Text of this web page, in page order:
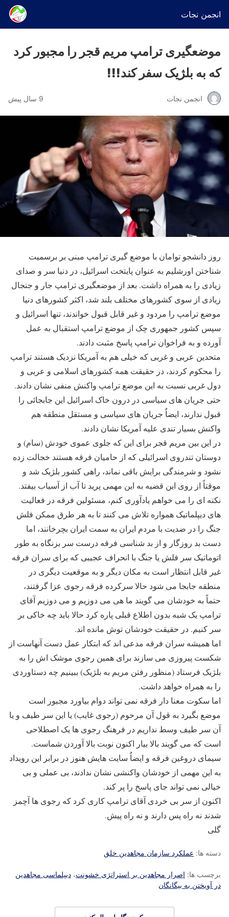
انجمن نجات
موضعگیری ترامپ مریم قجر را مجبور کرد
که به بلژیک سفر کند!!!
انجمن نجات 9 سال پیش
روز دانشجو توامان با موضع گیری ترامپ مبنی بر برسمیت
شناختن اورشلیم به عنوان پایتخت اسرائیل، در دنیا سر و صدای
زیادی را به همراه داشت. بعد از موضعگیری ترامپ جار و جنجال
زیادی از سوی کشورهای مختلف بلند شد، اکثر کشورهای دنیا
موضع ترامپ را مردود و غیر قابل قبول خواندند، تنها اسرائیل و
سپس کشور جمهوری چک از موضع ترامپ استقبال به عمل
آورده و به فراخوان ترامپ پاسخ مثبت دادند.
متحدین عربی و غربی که خیلی هم به آمریکا نزدیک هستند ترامپ
را محکوم کردند، در حقیقت همه کشورهای اسلامی و عربی و
دول غربی نسبت به این موضع ترامپ واکنش منفی نشان دادند.
حتی جریان های سیاسی در درون خاک اسرائیل این جابجائی را
قبول ندارند، ایضاٌ جریان های سیاسی و مستقل منطقه هم
واکنش بسیار تندی علیه آمریکا نشان دادند.
در این بین مریم قجر برای این که جلوی عموی خودش (سام) و
دوستان تندروی اسرائیلی که از حامیان فرقه هستند خجالت زده
نشود و شرمندگی برایش باقی نماند، راهی کشور بلژیک شد و
موقتاً از روی این قضیه به این مهمی پرید تا آب از آسیاب بیفتد.
نکته ای را می خواهم یادآوری کنم، مسئولین فرقه در فعالیت
های دیپلماتیک همواره تلاش می کنند تا به هر طرق ممکن فلش
جنگ را در ضدیت با مردم ایران به سمت ایران بچرخانند، اما
دست بد روزگار و از بد شناسی فرقه درست سر بزنگاه به طور
اتوماتیک سر فلش یا جنگ با انحراف عجیبی که برای سران فرقه
غیر قابل انتظار است به مکان دیگر و به موقعیت دیگری در
منطقه جابجا می شود حالا سرکرده فرقه رجوی عزا گرفتند،
حتماً به خودشان می گویند ما هی می دوزیم و می دوزیم آقای
ترامپ یک شبه بدون اطلاع قبلی پاره کرد حالا باید چه خاکی بر
سر کنیم. در حقیقت خودشان توش مانده اند.
اما همیشه سران فرقه مدعی اند که ابتکار عمل دست آنهاست از
شکست پیروزی می سازند برای همین رجوی موشک اش را به
بلژیک فرستاد (منظور رفتن مریم به بلژیک) ببینیم چه دستاوردی
را به همراه خواهد داشت.
اما سکوت معنا دار فرقه نمی تواند دوام بیاورد مجبور است
موضع بگیرد به قول آن مرحوم (رجوی غایب) یا این سر طیف و یا
آن سر طیف وسط نداریم در فرهنگ رجوی ها یک اصطلاحی
است که می گویند بالا بیار اکنون نوبت بالا آوردن شماست.
سیمای دروغین فرقه و ایضاٌ سایت هایش هنوز در برابر این رویداد
به این مهمی از خودشان واکنشی نشان ندادند، بی عملی و بی
خیالی نمی تواند جای پاسخ را پر کند.
اکنون از سر بی خردی آقای ترامپ کاری کرد که رجوی ها آچمز
شدند نه راه پس دارند و نه راه پیش.
گلی
دسته ها: عملکرد سازمان مجاهدین خلق
برچسب ها: اصرار مجاهدین بر استراتژی خشونت، دیپلماسی مجاهدین
در آویختن به بیگانگان